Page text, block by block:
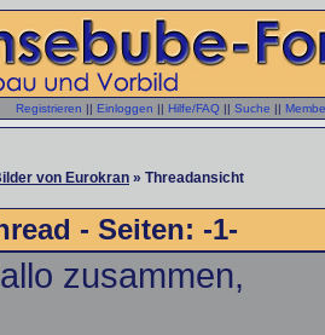
Registrieren || Einloggen || Hilfe/FAQ || Suche ||
von Eurokran » Threadansicht
- Seiten: -1-
zusammen,